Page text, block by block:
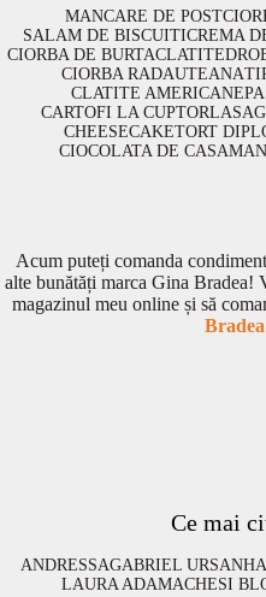
MANCARE DE POST
SALAM DE BISCUITICREMA
CIORBA DE BURTACLATITE
CIORBA RADAUTEANA
CLATITE AMERICANE
CARTOFI LA CUPTOR
CHEESECAKETORT
CIOCOLATA DE CASA
Acum puteți comanda
alte bunătăți marca Gina Bradea!
magazinul meu online și să
Bradea
Ce mai
ANDRESSAGABRIEL URSAN
LAURA ADAMACHESI